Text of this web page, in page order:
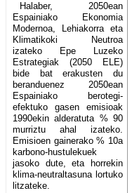
Halaber, 2050ean
Espainiako Ekonomia
Modernoa, Lehiakorra eta
Klimatikoki Neutroa
izateko Epe Luzeko
Estrategiak (2050 ELE)
bide bat erakusten du
beranduenez 2050ean
Espainiako berotegi-
efektuko gasen emisioak
1990ekin alderatuta % 90
murriztu ahal izateko.
Emisioen gainerako % 10a
karbono-hustulekuek
jasoko dute, eta horrekin
klima-neutraltasuna lortuko
litzateke.